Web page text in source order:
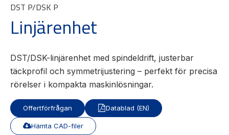
Se alla
kategorier
Se alla
leverantörer
Skenstyrningar
DST P/DSK P
Linjärenhet
DST/DSK-linjärenhet med spindeldrift, justerbar
täckprofil och symmetrijustering – perfekt för precisa
rörelser i kompakta maskinlösningar.
Offertförfrågan Datablad (EN)
Hämta CAD-filer